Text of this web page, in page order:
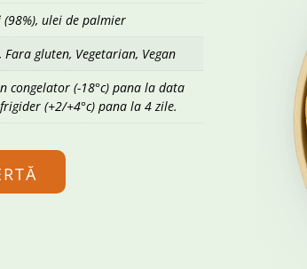
(98%), ulei de palmier
gluten, Vegetarian, Vegan
congelator (-18°c) pana la data
(+2/+4°c) pana la 4 zile.